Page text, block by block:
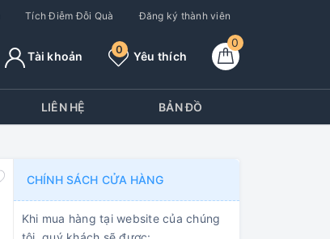
Tích Điễm Đỗi Quà Đăng ký thành viên
0
Yêu thích
0
Tài khoản
LIÊN HỆ BẢN ĐỒ
CHÍNH SÁCH CỬA HÀNG
Khi mua hàng tại website của chúng